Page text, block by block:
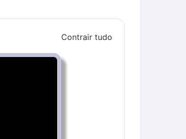
Contrair tudo